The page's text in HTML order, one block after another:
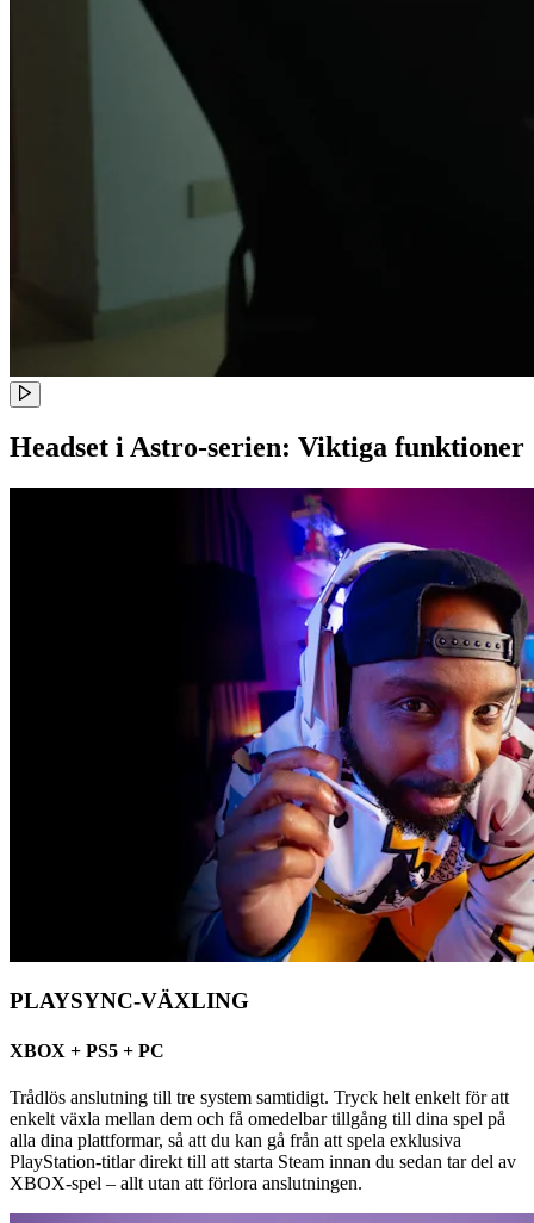
Headset i Astro-serien: Viktiga funktioner
PLAYSYNC-VÄXLING
XBOX + PS5 + PC
Trådlös anslutning till tre system samtidigt. Tryck helt enkelt för att
enkelt växla mellan dem och få omedelbar tillgång till dina spel på
alla dina plattformar, så att du kan gå från att spela exklusiva
PlayStation-titlar direkt till att starta Steam innan du sedan tar del av
XBOX-spel – allt utan att förlora anslutningen.